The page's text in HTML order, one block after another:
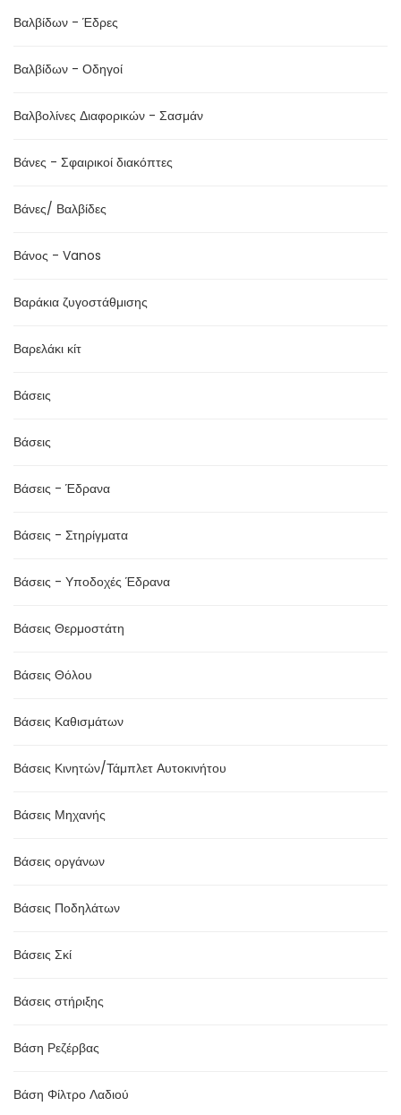
Βαλβίδων - Έδρες
Βαλβίδων - Οδηγοί
Βαλβολίνες Διαφορικών - Σασμάν
Βάνες - Σφαιρικοί διακόπτες
Βάνες/ Βαλβίδες
Βάνος - Vanos
Βαράκια ζυγοστάθμισης
Βαρελάκι κίτ
Βάσεις
Βάσεις
Βάσεις - Έδρανα
Βάσεις - Στηρίγματα
Βάσεις - Υποδοχές Έδρανα
Βάσεις Θερμοστάτη
Βάσεις Θόλου
Βάσεις Καθισμάτων
Βάσεις Κινητών/Τάμπλετ Αυτοκινήτου
Βάσεις Μηχανής
Βάσεις οργάνων
Βάσεις Ποδηλάτων
Βάσεις Σκί
Βάσεις στήριξης
Βάση Ρεζέρβας
Βάση Φίλτρο Λαδιού